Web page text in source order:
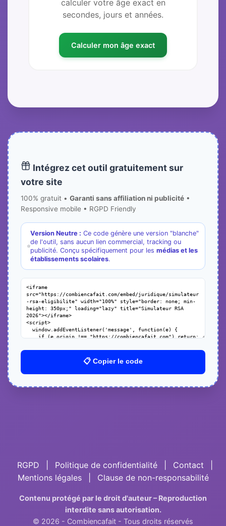
calculer votre âge exact en
secondes, jours et années.
Calculer mon âge exact
Intégrez cet outil gratuitement sur
votre site
100% gratuit • Garanti sans affiliation ni publicité •
Responsive mobile • RGPD Friendly
Version Neutre : Ce code génère une version "blanche"
de l'outil, sans aucun lien commercial, tracking ou
publicité. Conçu spécifiquement pour les médias et les
établissements scolaires.
📋 Copier le code
RGPD Politique de confidentialité Contact
Mentions légales
Clause de non-responsabilité
Contenu protégé par le droit d'auteur – Reproduction
interdite sans autorisation.
© 2026 - Combiencafait - Tous droits réservés